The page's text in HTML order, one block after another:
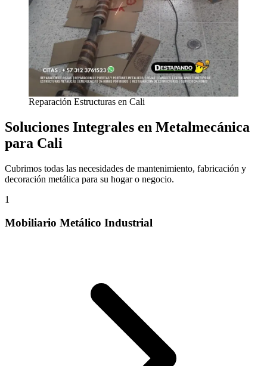
Reparación Estructuras en Cali
Soluciones Integrales en Metalmecánica
para Cali
Cubrimos todas las necesidades de mantenimiento, fabricación y
decoración metálica para su hogar o negocio.
1
Mobiliario Metálico Industrial